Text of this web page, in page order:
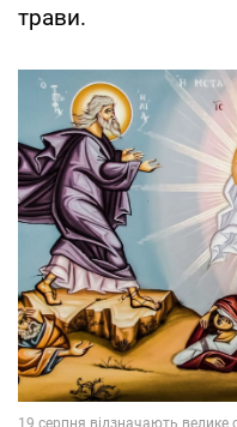
трави.